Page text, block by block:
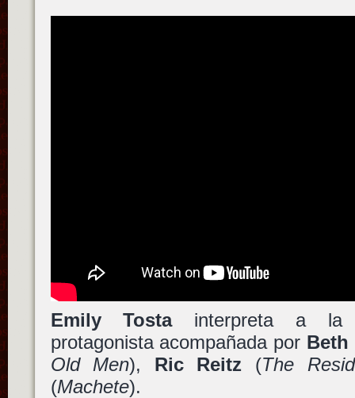
Emily Tostainterpreta a la
protagonista acompañada por Beth
Old Men), Ric Reitz (The
(Machete).